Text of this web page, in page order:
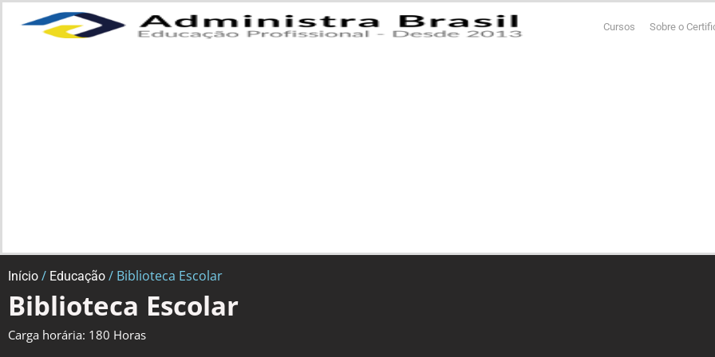
Cursos Sobre o
Início / Educação / Biblioteca Escolar
Biblioteca Escolar
Carga horária: 180 Horas